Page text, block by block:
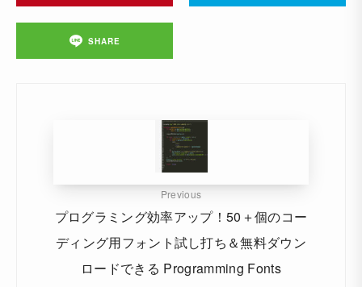
SHARE
Previous
プログラミング効率アップ！50＋個のコー
ディング用フォント試し打ち＆無料ダウン
ロードできる Programming Fonts